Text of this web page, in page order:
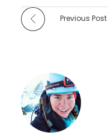
Previous Post